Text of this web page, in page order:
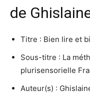
de
Titre : Bien lire et
Sous-titre : La
plurisensorielle
Auteur(s) :